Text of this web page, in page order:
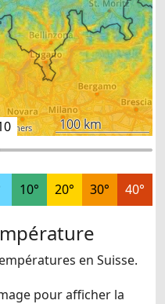
,others 100 km
10° 20° 30° 40°
en Suisse.
pour afficher la